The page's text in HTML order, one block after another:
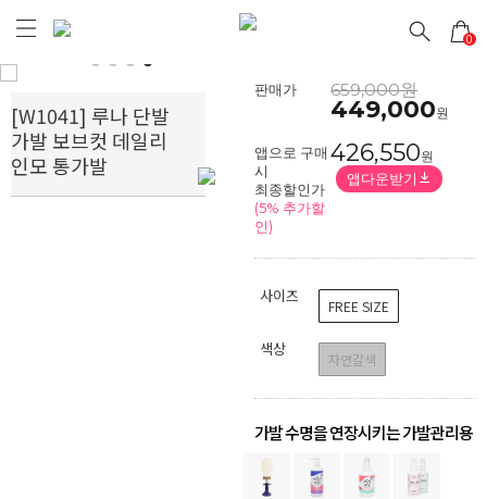
0
Next
[W1041] 루나 단발
가발 보브컷 데일리
인모 통가발
판매가 659,000원
449,000원
앱으로 구매
시
최종할인가
(5% 추가할
인)
426,550원
앱다운받기
사이즈
FREE SIZE
색상
자연갈색
가발 수명을 연장시키는 가발관리용
품!